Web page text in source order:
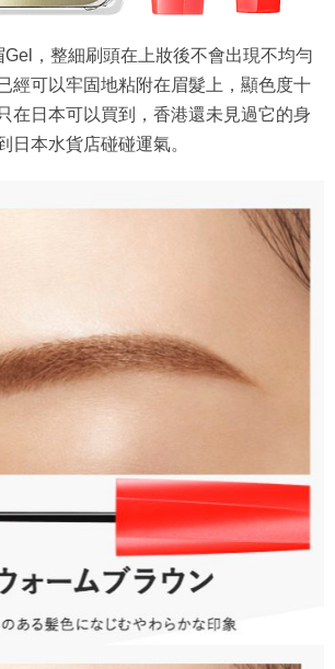
，整細刷頭在上妝後不會出現不均勻
經可以牢固地粘附在眉髮上，顯色度十
在日本可以買到，香港還未見過它的身
日本水貨店碰碰運氣。